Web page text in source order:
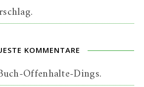
KOMMENTARE
Offenhalte-Dings.